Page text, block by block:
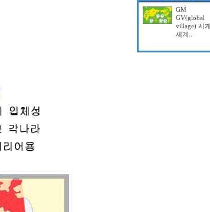
GM
GV(global
village) 시
세계..